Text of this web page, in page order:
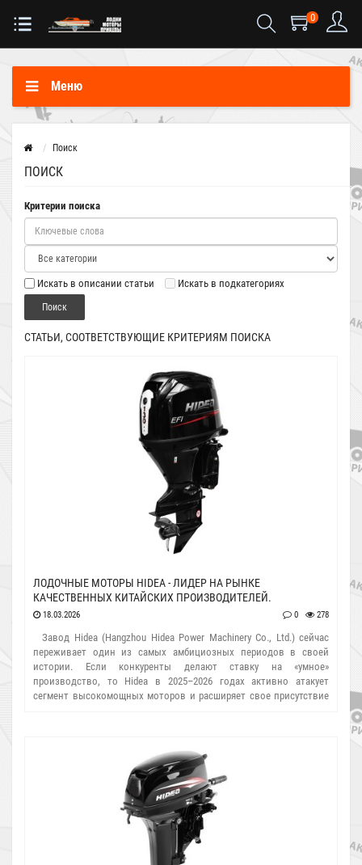
0
Меню
Поиск
ПОИСК
Критерии поиска
Искать в описании статьи Искать в подкатегориях
СТАТЬИ, СООТВЕТСТВУЮЩИЕ КРИТЕРИЯМ ПОИСКА
ЛОДОЧНЫЕ МОТОРЫ HIDEA - ЛИДЕР НА РЫНКЕ
КАЧЕСТВЕННЫХ КИТАЙСКИХ ПРОИЗВОДИТЕЛЕЙ.
18.03.2026 0 278
Завод Hidea (Hangzhou Hidea Power Machinery Co., Ltd.) сейчас
переживает один из самых амбициозных периодов в своей
истории. Если конкуренты делают ставку на «умное»
производство, то Hidea в 2025–2026 годах активно атакует
сегмент высокомощных моторов и расширяет свое присутствие